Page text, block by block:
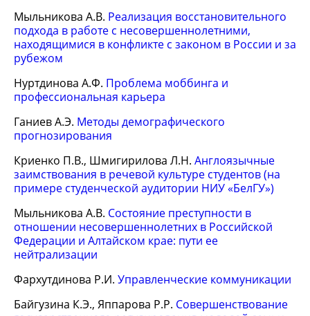
Мыльникова А.В. Реализация восстановительного
подхода в работе с несовершеннолетними,
находящимися в конфликте с законом в России и за
рубежом
Нуртдинова А.Ф. Проблема моббинга и
профессиональная карьера
Ганиев А.Э. Методы демографического
прогнозирования
Криенко П.В., Шмигирилова Л.Н. Англоязычные
заимствования в речевой культуре студентов (на
примере студенческой аудитории НИУ «БелГУ»)
Мыльникова А.В. Состояние преступности в
отношении несовершеннолетних в Российской
Федерации и Алтайском крае: пути ее
нейтрализации
Фархутдинова Р.И. Управленческие коммуникации
Байгузина К.Э., Яппарова Р.Р. Совершенствование